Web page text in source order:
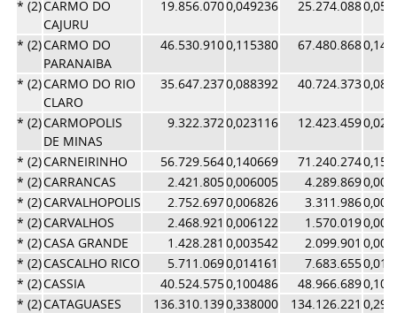
* (2)CARMO DO
CAJURU
19.856.0700,049236 25.274.088
* (2)CARMO DO
PARANAIBA
46.530.9100,115380 67.480.868
* (2)CARMO DO RIO
CLARO
35.647.2370,088392 40.724.373
* (2)CARMOPOLIS
DE MINAS
9.322.3720,023116 12.423.459
* (2)CARNEIRINHO 56.729.5640,140669 71.240.274
* (2)CARRANCAS 2.421.8050,006005 4.289.869
* (2)CARVALHOPOLIS 2.752.6970,006826 3.311.986
* (2)CARVALHOS 2.468.921 0,006122 1.570.019
* (2)CASA GRANDE 1.428.281 0,003542 2.099.901
* (2)CASCALHO RICO 5.711.0690,014161 7.683.655
* (2)CASSIA 40.524.5750,100486 48.966.689
* (2)CATAGUASES 136.310.1390,338000 134.126.221